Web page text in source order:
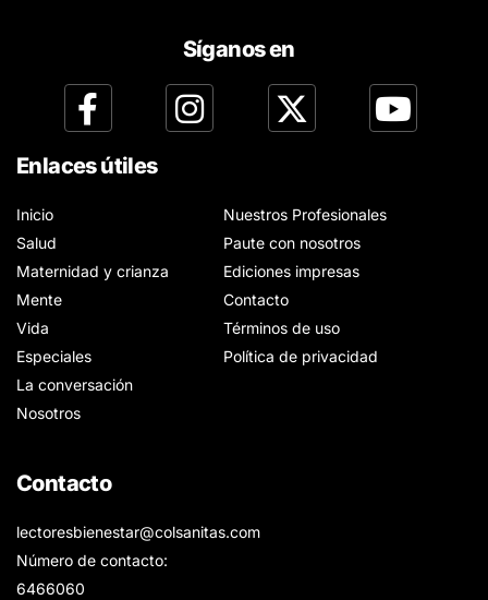
Síganos en
Enlaces útiles
Inicio
Salud
Maternidad y crianza
Mente
Vida
Especiales
La conversación
Nosotros
Nuestros Profesionales
Paute con nosotros
Ediciones impresas
Contacto
Términos de uso
Política de privacidad
Contacto
lectoresbienestar@colsanitas.com
Número de contacto:
6466060